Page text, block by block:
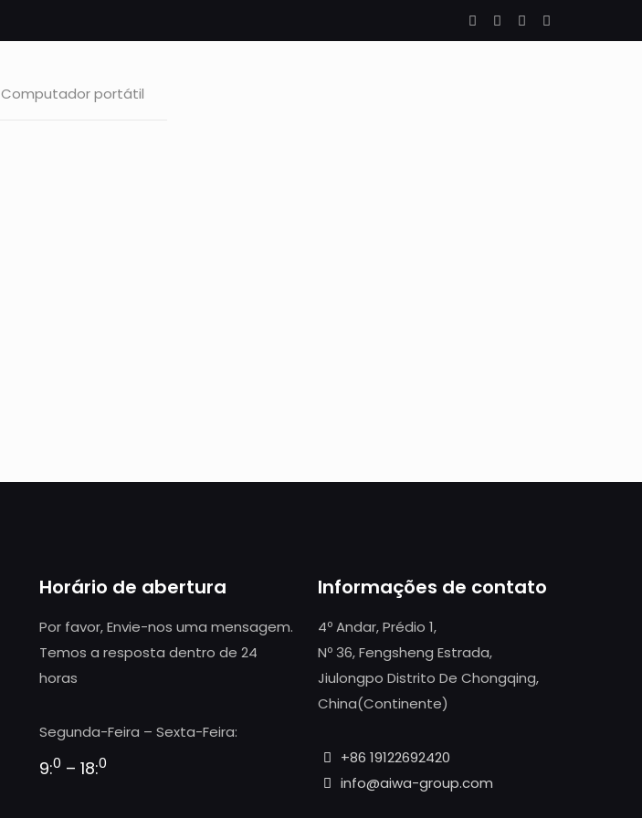
Computador portátil
Horário de abertura
Por favor, Envie-nos uma mensagem.
Temos a resposta dentro de 24
horas
Segunda-Feira – Sexta-Feira:
9:0 – 18:0
Informações de contato
4º Andar, Prédio 1,
Nº 36, Fengsheng Estrada,
Jiulongpo Distrito De Chongqing,
China(Continente)
+86 19122692420
info@aiwa-group.com